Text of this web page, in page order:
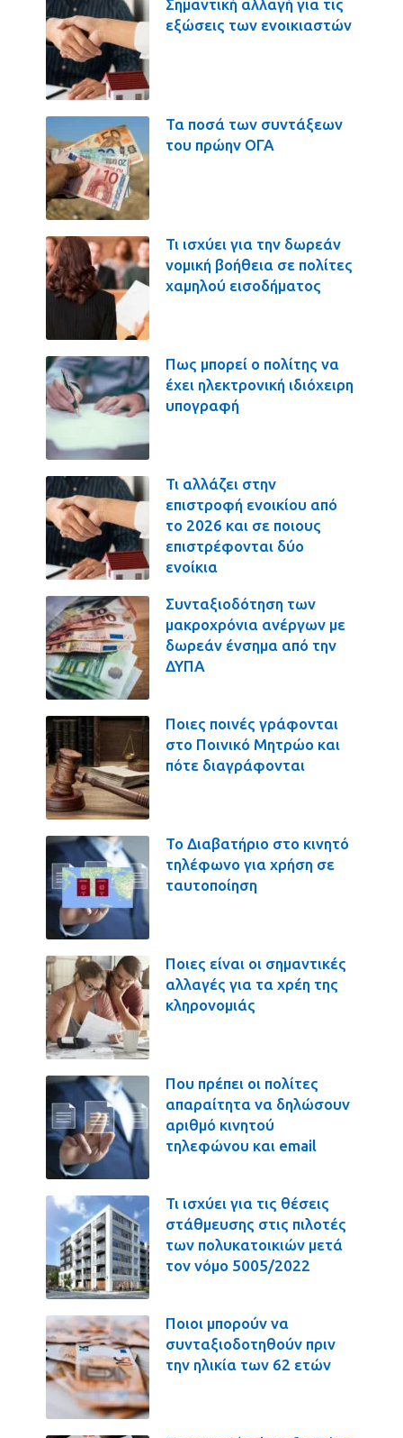
Σημαντική αλλαγή για τις
εξώσεις των ενοικιαστών
Τα ποσά των συντάξεων
του πρώην ΟΓΑ
Τι ισχύει για την δωρεάν
νομική βοήθεια σε πολίτες
χαμηλού εισοδήματος
Πως μπορεί ο πολίτης να
έχει ηλεκτρονική ιδιόχειρη
υπογραφή
Τι αλλάζει στην
επιστροφή ενοικίου από
το 2026 και σε ποιους
επιστρέφονται δύο
ενοίκια
Συνταξιοδότηση των
μακροχρόνια ανέργων με
δωρεάν ένσημα από την
ΔΥΠΑ
Ποιες ποινές γράφονται
στο Ποινικό Μητρώο και
πότε διαγράφονται
Το Διαβατήριο στο κινητό
τηλέφωνο για χρήση σε
ταυτοποίηση
Ποιες είναι οι σημαντικές
αλλαγές για τα χρέη της
κληρονομιάς
Που πρέπει οι πολίτες
απαραίτητα να δηλώσουν
αριθμό κινητού
τηλεφώνου και email
Τι ισχύει για τις θέσεις
στάθμευσης στις πιλοτές
των πολυκατοικιών μετά
τον νόμο 5005/2022
Ποιοι μπορούν να
συνταξιοδοτηθούν πριν
την ηλικία των 62 ετών